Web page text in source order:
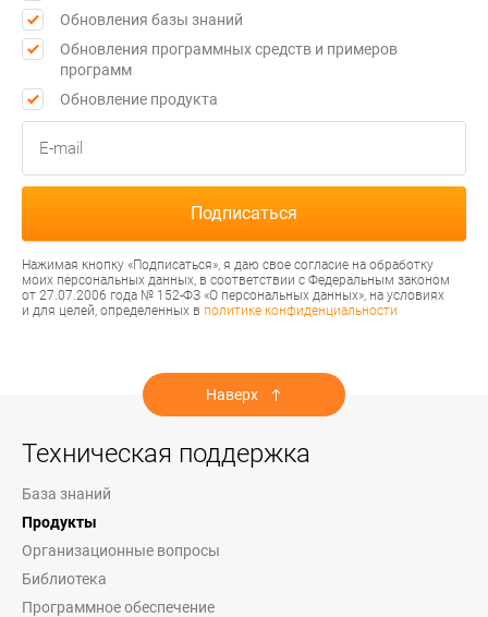
Обновления базы знаний
Обновления программных средств и примеров
программ
Обновление продукта
Нажимая кнопку «Подписаться», я даю свое согласие на обработку
моих персональных данных, в соответствии с Федеральным законом
от 27.07.2006 года № 152-ФЗ «О персональных данных», на условиях
и для целей, определенных в политике конфиденциальности
Наверх
Техническая поддержка
База знаний
Продукты
Организационные вопросы
Библиотека
Программное обеспечение